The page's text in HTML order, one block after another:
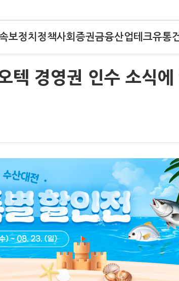
보정치 정책사회 증권금융산업테크유통
텍 경영권 인수 소식에